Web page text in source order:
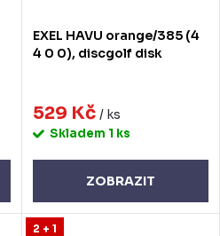
EXEL HAVU orange/385 (4
4 0 0), discgolf disk
529 Kč / ks
Skladem 1 ks
ZOBRAZIT
2 + 1